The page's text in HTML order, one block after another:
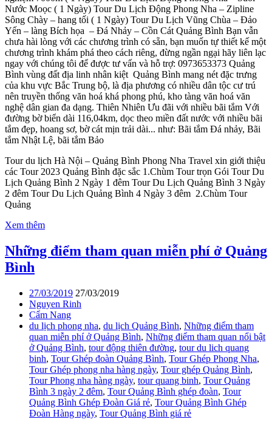
Nước Moọc ( 1 Ngày) Tour Du Lịch Động Phong Nha – Zipline
Sông Chày – hang tối ( 1 Ngày) Tour Du Lịch Vũng Chùa – Đảo
Yến – làng Bích họa – Đá Nhảy – Cồn Cát Quảng Bình Bạn vẫn
chưa hài lòng với các chương trình có sẵn, bạn muốn tự thiết kế một
chương trình khám phá theo cách riêng, đừng ngần ngại hãy liên lạc
ngay với chúng tôi để được tư vấn và hỗ trợ: 0973653373 Quảng
Bình vùng đất địa linh nhân kiệt Quảng Bình mang nét đặc trưng
của khu vực Bắc Trung bộ, là địa phương có nhiều dân tộc cư trú
nên truyền thống văn hoá khá phong phú, kho tàng văn hoá văn
nghệ dân gian đa dạng. Thiên Nhiên Ưu đãi với nhiều bãi tắm Với
đường bờ biển dài 116,04km, dọc theo miền đất nước với nhiều bãi
tắm đẹp, hoang sơ, bờ cát mịn trải dài... như: Bãi tắm Đá nhảy, Bãi
tắm Nhật Lệ, bãi tắm Bảo
Tour du lịch Hà Nội – Quảng Bình Phong Nha Travel xin giới thiệu
các Tour 2023 Quảng Bình đặc sắc 1.Chùm Tour trọn Gói Tour Du
Lịch Quảng Bình 2 Ngày 1 đêm Tour Du Lịch Quảng Bình 3 Ngày
2 đêm Tour Du Lịch Quảng Bình 4 Ngày 3 đêm 2.Chùm Tour
Quảng
Xem thêm
Những điểm tham quan miễn phí ở Quảng
Bình
27/03/2019 27/03/2019
Nguyen Rinh
Cẩm Nang
du lịch phong nha, du lịch Quảng Bình, Những điểm tham
quan miễn phí ở Quảng Bình, Những điểm tham quan nổi bật
ở Quảng Bình, tour động thiên đường, tour du lich quang
binh, Tour Ghép đoàn Quảng Bình, Tour Ghép Phong Nha,
Tour Ghép phong nha hàng ngày, Tour ghép Quảng Bình,
Tour Phong nha hàng ngày, tour quang binh, Tour Quảng
Bình 3 ngày 2 đêm, Tour Quảng Bình ghép đoàn, Tour
Quảng Bình Ghép Đoàn Giá rẻ, Tour Quảng Bình Ghép
Đoàn Hàng ngày, Tour Quảng Bình giá rẻ